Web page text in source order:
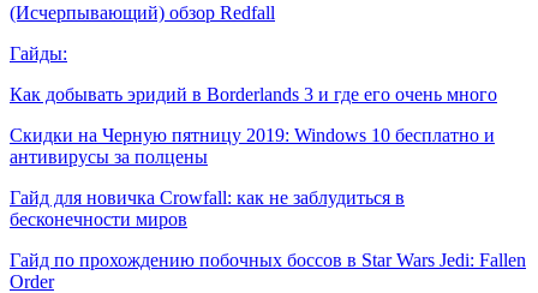
(Исчерпывающий) обзор Redfall
Гайды:
Как добывать эридий в Borderlands 3 и где его очень много
Скидки на Черную пятницу 2019: Windows 10 бесплатно и
антивирусы за полцены
Гайд для новичка Crowfall: как не заблудиться в
бесконечности миров
Гайд по прохождению побочных боссов в Star Wars Jedi: Fallen
Order